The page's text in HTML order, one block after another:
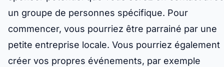
un groupe de personnes spécifique. Pour
commencer, vous pourriez être parrainé par une
petite entreprise locale. Vous pourriez également
créer vos propres événements, par exemple